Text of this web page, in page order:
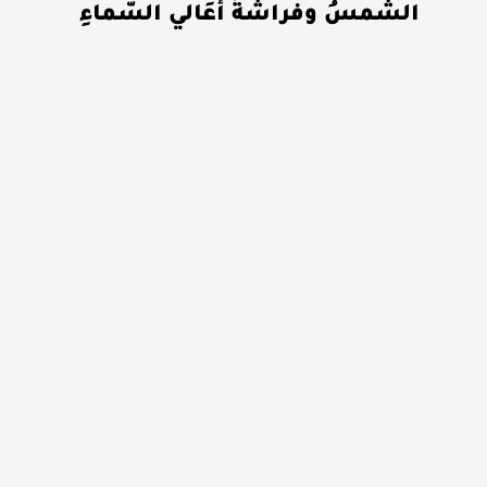
الشمسُ وفراشةُ أعَالي السّماءِ